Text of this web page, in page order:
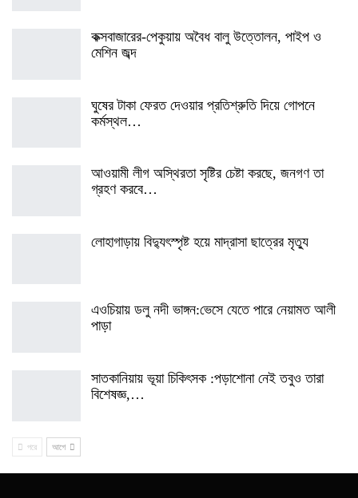
কক্সবাজারের-পেকুয়ায় অবৈধ বালু উত্তোলন, পাইপ ও
মেশিন জব্দ
ঘুষের টাকা ফেরত দেওয়ার প্রতিশ্রুতি দিয়ে গোপনে
কর্মস্থল…
আওয়ামী লীগ অস্থিরতা সৃষ্টির চেষ্টা করছে, জনগণ তা
গ্রহণ করবে…
লোহাগাড়ায় বিদ্যুৎস্পৃষ্ট হয়ে মাদ্রাসা ছাত্রের মৃত্যু
এওচিয়ায় ডলু নদী ভাঙ্গন:ভেসে যেতে পারে নেয়ামত আলী
পাড়া
সাতকানিয়ায় ভূয়া চিকিৎসক :পড়াশোনা নেই তবুও তারা
বিশেষজ্ঞ,…
পরে আগে